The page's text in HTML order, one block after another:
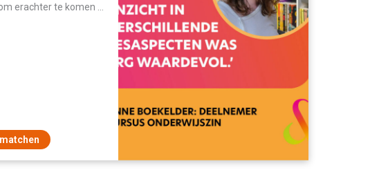
erachter te komen of